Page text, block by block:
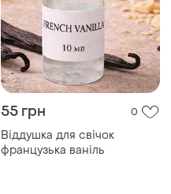
55 грн 0
Віддушка для свічок
французька ваніль